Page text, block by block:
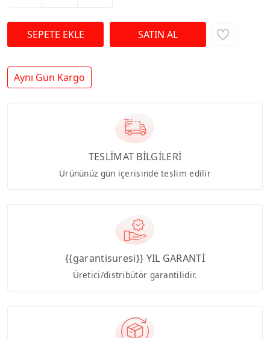
Aynı Gün Kargo
TESLİMAT BİLGİLERİ
Ürününüz gün içerisinde teslim edilir
{{garantisuresi}} YIL GARANTİ
Üretici/distribütör garantilidir.